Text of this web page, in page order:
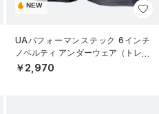
NEW
UAパフォーマンステック 6インチ
ノベルティ アンダーウェア（トレー
ニング/MEN）
￥2,970